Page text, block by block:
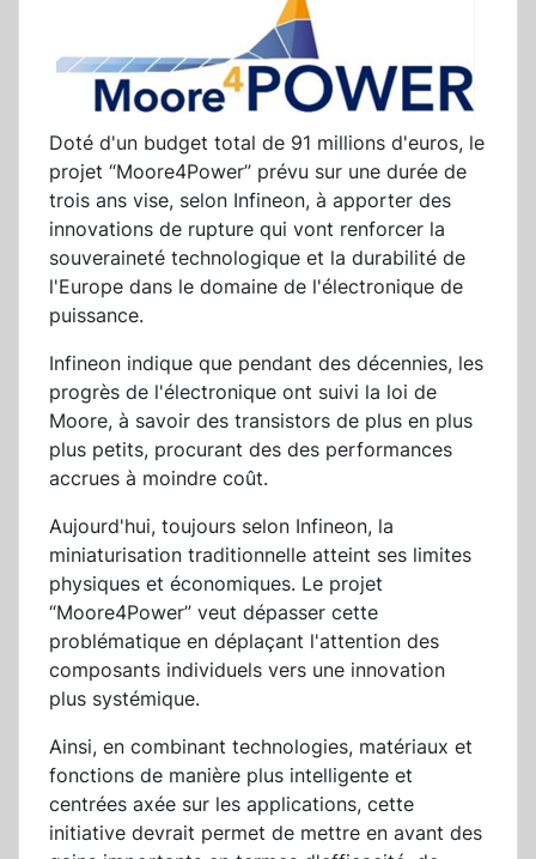
Doté d'un budget total de 91 millions d'euros, le
projet “Moore4Power” prévu sur une durée de
trois ans vise, selon Infineon, à apporter des
innovations de rupture qui vont renforcer la
souveraineté technologique et la durabilité de
l'Europe dans le domaine de l'électronique de
puissance.
Infineon indique que pendant des décennies, les
progrès de l'électronique ont suivi la loi de
Moore, à savoir des transistors de plus en plus
plus petits, procurant des des performances
accrues à moindre coût.
Aujourd'hui, toujours selon Infineon, la
miniaturisation traditionnelle atteint ses limites
physiques et économiques. Le projet
“Moore4Power” veut dépasser cette
problématique en déplaçant l'attention des
composants individuels vers une innovation
plus systémique.
Ainsi, en combinant technologies, matériaux et
fonctions de manière plus intelligente et
centrées axée sur les applications, cette
initiative devrait permet de mettre en avant des